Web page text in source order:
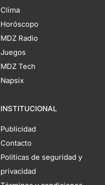
Clima
Horóscopo
MDZ Radio
Juegos
MDZ Tech
Napsix
INSTITUCIONAL
Publicidad
Contacto
Políticas de seguridad y
privacidad